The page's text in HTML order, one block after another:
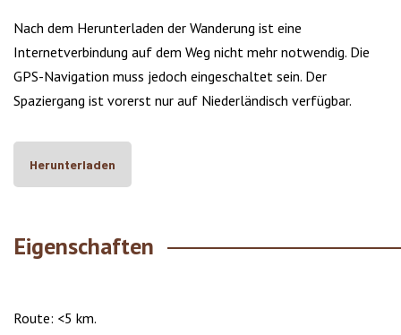
Nach dem Herunterladen der Wanderung ist eine
Internetverbindung auf dem Weg nicht mehr notwendig. Die
GPS-Navigation muss jedoch eingeschaltet sein. Der
Spaziergang ist vorerst nur auf Niederländisch verfügbar.
Herunterladen
Eigenschaften
Route: <5 km.